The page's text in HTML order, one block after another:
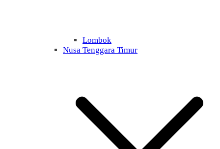
Lombok
Nusa Tenggara Timur